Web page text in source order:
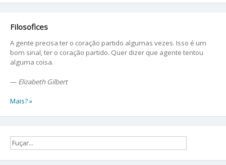
Filosofices
A gente precisa ter o coração partido algumas vezes. Isso é um
bom sinal, ter o coração partido. Quer dizer que agente tentou
alguma coisa.
— Elizabeth Gilbert
Mais? »